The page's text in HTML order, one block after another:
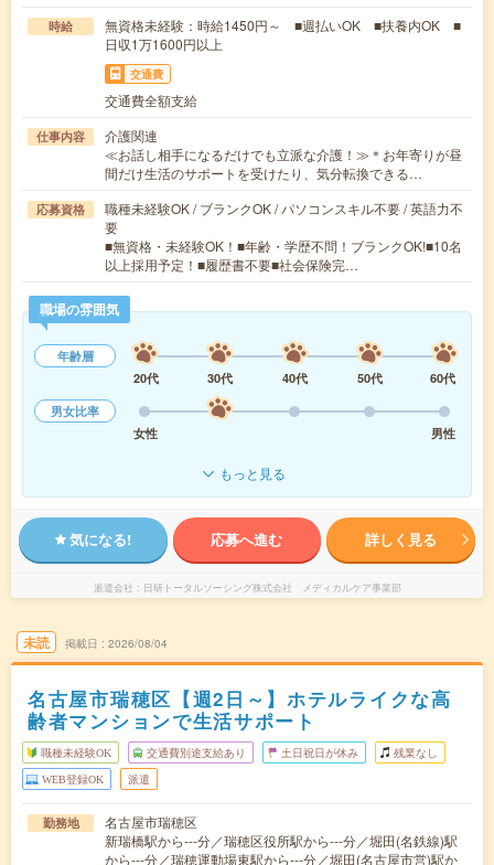
時給
無資格未経験：時給1450円～ ■週払いOK ■扶養内OK ■
日収1万1600円以上
交通費
交通費全額支給
仕事内容
介護関連
≪お話し相手になるだけでも立派な介護！≫＊お年寄りが昼
間だけ生活のサポートを受けたり、気分転換できる…
応募資格
職種未経験OK / ブランクOK / パソコンスキル不要 / 英語力不
要
■無資格・未経験OK！■年齢・学歴不問！ブランクOK!■10名
以上採用予定！■履歴書不要■社会保険完…
職場の雰囲気
年齢層
20代
30代 40代 50代
60代
男女比率
女性
男性
もっと見る
気になる! 応募へ進む 詳しく見る
派遣会社 日研トータルソーシング株式会社 メディカルケア事業部
未読 掲載日 2026/08/04
名古屋市瑞穂区【週2日～】ホテルライクな高
齢者マンションで生活サポート
職種未経験OK 交通費別途支給あり 土日祝日が休み 残業なし
WEB登録OK 派遣
勤務地
名古屋市瑞穂区
新瑞橋駅から---分／瑞穂区役所駅から---分／堀田(名鉄線)駅
から---分／瑞穂運動場東駅から---分／堀田(名古屋市営)駅か